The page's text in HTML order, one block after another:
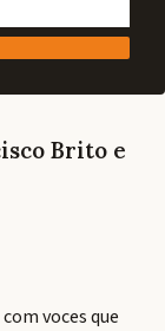
Brito e
voces que